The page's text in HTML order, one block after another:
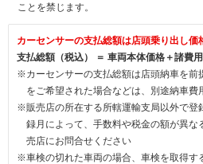
ことを禁じます。
カーセンサーの支払総額は店頭乗り出し価
支払総額（税込） ＝ 車両本体価格＋諸費用
※カーセンサーの支払総額は店頭納車を前
をご希望された場合などは、別途納車費
※販売店の所在する所轄運輸支局以外で登
録月によって、手数料や税金の額が異な
売店にお問合せください
※車検の切れた車両の場合、車検を取得す